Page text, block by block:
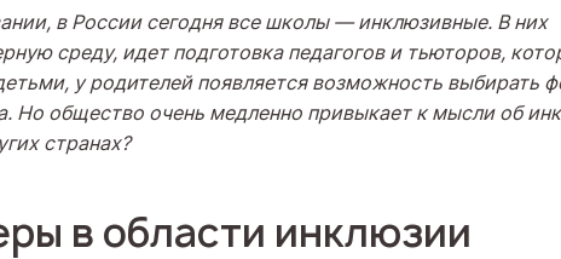
в России сегодня все школы—инклюзивные. В них
среду, идет подготовка педагогов и тьюторов,
у родителей появляется возможность выбирать
Но общество очень медленно привыкает к мысли об
странах?
в области инклюзии